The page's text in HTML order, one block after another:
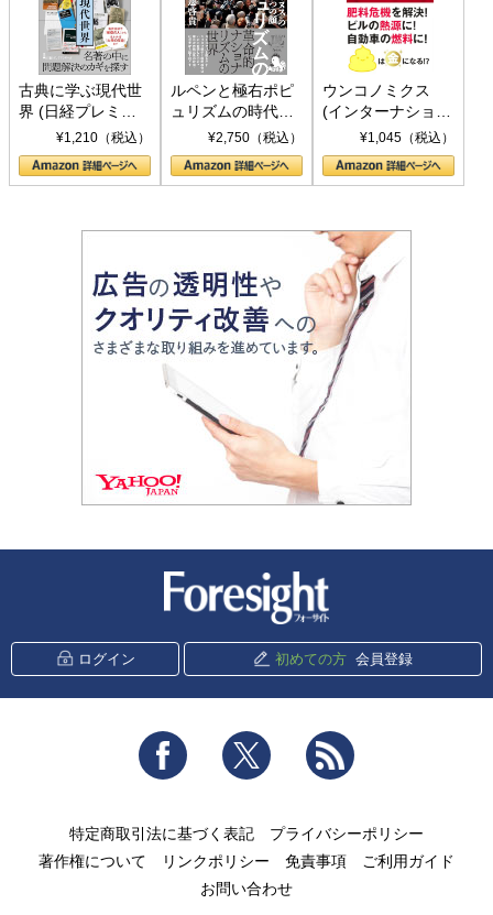
古典に学ぶ現代世
界 (日経プレミア
シリーズ)¥1,210（税込）
ルペンと極右ポピ
ュリズムの時代：
〈ヤヌス〉の二つ
の顔
¥2,750（税込）
ウンコノミクス
(インターナショナ
ル新書)¥1,045（税込）
ログイン 初めての方 会員登録
Facebook Twitter
特定商取引法に基づく表記
プライバシーポリシー
著作権について
リンクポリシー 免責事項
ご利用ガイド
お問い合わせ